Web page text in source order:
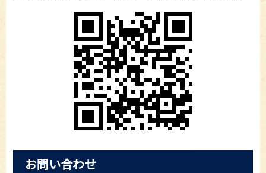
お問い合わせ